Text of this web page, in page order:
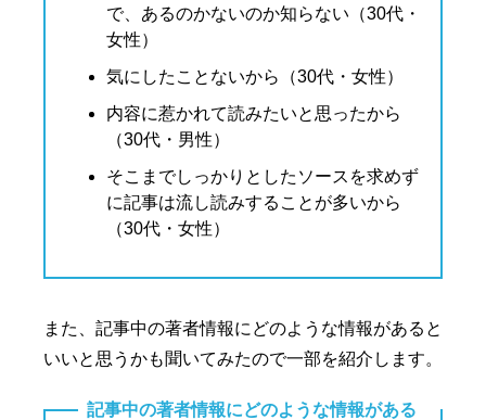
で、あるのかないのか知らない（30代・
女性）
気にしたことないから（30代・女性）
内容に惹かれて読みたいと思ったから
（30代・男性）
そこまでしっかりとしたソースを求めず
に記事は流し読みすることが多いから
（30代・女性）
また、記事中の著者情報にどのような情報があると
いいと思うかも聞いてみたので一部を紹介します。
記事中の著者情報にどのような情報がある